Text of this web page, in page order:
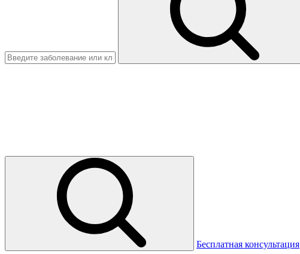
Бесплатная консультация